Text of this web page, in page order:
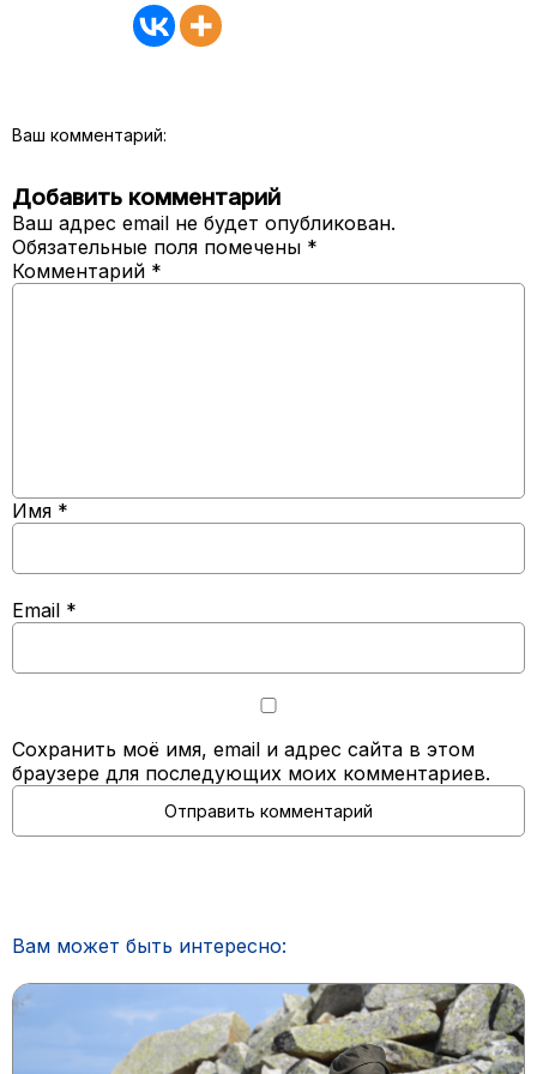
Ваш комментарий:
Добавить комментарий
Ваш адрес email не будет опубликован.
Обязательные поля помечены *
Комментарий *
Имя *
Email *
Сохранить моё имя, email и адрес сайта в этом
браузере для последующих моих комментариев.
Вам может быть интересно: